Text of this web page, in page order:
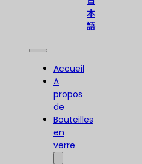
本
語
Accueil
A
propos
de
Bouteilles
en
verre